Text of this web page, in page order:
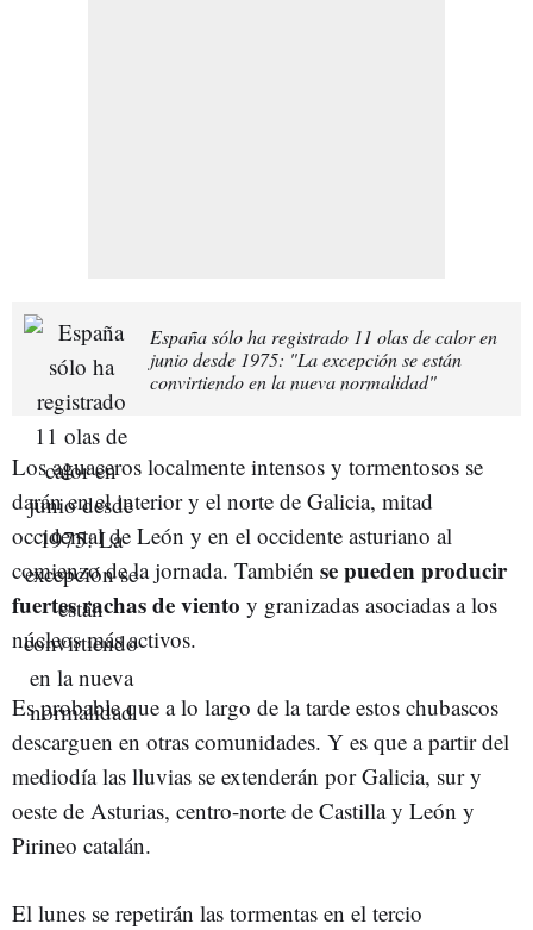
España sólo ha registrado 11 olas de calor en
junio desde 1975: "La excepción se están
convirtiendo en la nueva normalidad"
Los aguaceros localmente intensos y tormentosos se
darán en el interior y el norte de Galicia, mitad
occidental de León y en el occidente asturiano al
comienzo de la jornada. También se pueden producir
fuertes rachas de viento y granizadas asociadas a los
núcleos más activos.
Es probable que a lo largo de la tarde estos chubascos
descarguen en otras comunidades. Y es que a partir del
mediodía las lluvias se extenderán por Galicia, sur y
oeste de Asturias, centro-norte de Castilla y León y
Pirineo catalán.
El lunes se repetirán las tormentas en el tercio